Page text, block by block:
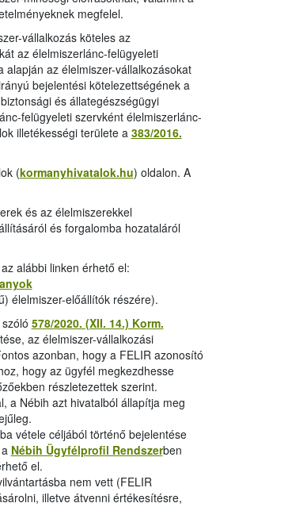
megfelel.
vállalkozás köteles az
az élelmiszerlánc-felügyeleti
az élelmiszer-vállalkozásokat
bejelentési kötelezettségének a
és állategészségügyi
felügyeleti szervként élelmiszerlánc-
illetékességi területe a 383/2016.
(kormanyhivatalok.hu) oldalon. A
és az élelmiszerekkel
és forgalomba hozataláról
alábbi linken érhető el:
élelmiszer-előállítók részére).
578/2020. (XII. 14.) Korm.
az élelmiszer-vállalkozási
azonban, hogy a FELIR azonosító
hogy az ügyfél megkezdhesse
részletezettek szerint.
a Nébih azt hivatalból állapítja meg
vétele céljából történő bejelentése
Nébih Ügyfélprofil Rendszerben
el.
nem vett (FELIR
illetve átvenni értékesítésre,